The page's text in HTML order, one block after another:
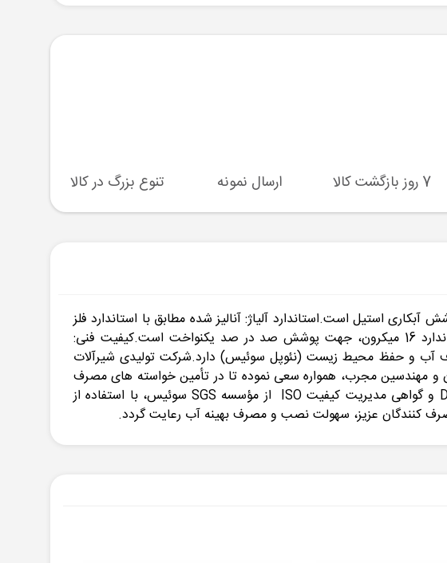
7 روز بازگشت کالا ارسال نمونه تنوع بزرگ در کالا
استیل است.استاندارد آلیاژ: آنالیز شده مطابق با استاندارد فلز
برنج (استاندارد 6679 شیرآلات اهرمی، بدون سرب غیرمجاز) می باشد.کیفیت آبکاری: آبکاری بالاتر از استاندارد 16 میکرون، جهت پوشش صد در صد یکنواخت است.کیفیت فنی:
مصرف آب و حفظ محیط زیست (نئوپل سوئیس) دارد.شرکت تولیدی شیرآلات
و مهندسین مجرب، همواره سعی نموده تا در تأمین خواسته های مصرف
کنندگان داخلی و خارجی پیشرو باشد. شیرآلات شیبه طبق استاندارد ملی برگرفته از استانداردهای BS و DIN و گواهی مدیریت کیفیت ISO از مؤسسه SGS سوئیس، با استفاده از
کنندگان عزیز، سهولت نصب و مصرف بهینه آب رعایت گردد.